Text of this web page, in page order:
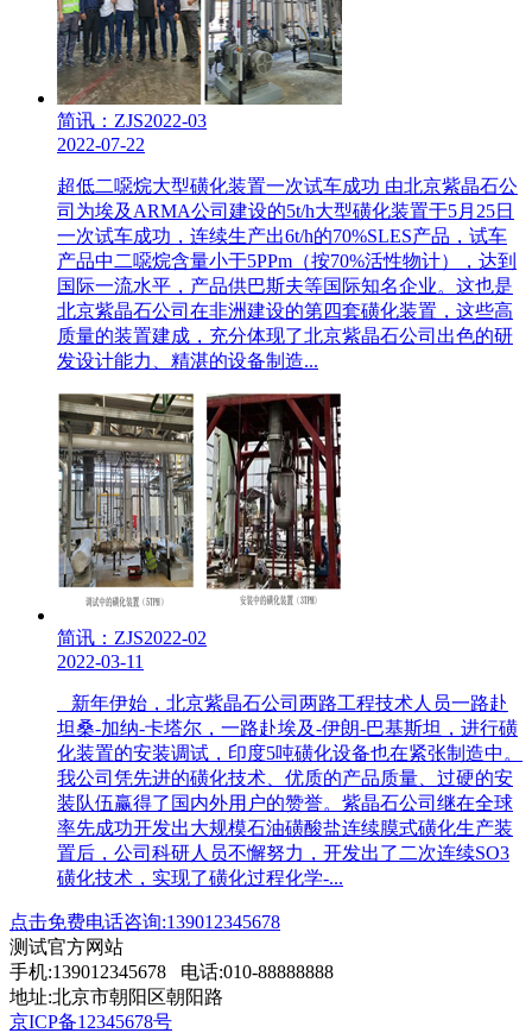
简讯：ZJS2022-03
2022-07-22
超低二噁烷大型磺化装置一次试车成功 由北京紫晶石公
司为埃及ARMA公司建设的5t/h大型磺化装置于5月25日
一次试车成功，连续生产出6t/h的70%SLES产品，试车
产品中二噁烷含量小于5PPm（按70%活性物计），达到
国际一流水平，产品供巴斯夫等国际知名企业。这也是
北京紫晶石公司在非洲建设的第四套磺化装置，这些高
质量的装置建成，充分体现了北京紫晶石公司出色的研
发设计能力、精湛的设备制造...
简讯：ZJS2022-02
2022-03-11
新年伊始，北京紫晶石公司两路工程技术人员一路赴
坦桑-加纳-卡塔尔，一路赴埃及-伊朗-巴基斯坦，进行磺
化装置的安装调试，印度5吨磺化设备也在紧张制造中。
我公司凭先进的磺化技术、优质的产品质量、过硬的安
装队伍赢得了国内外用户的赞誉。紫晶石公司继在全球
率先成功开发出大规模石油磺酸盐连续膜式磺化生产装
置后，公司科研人员不懈努力，开发出了二次连续SO3
磺化技术，实现了磺化过程化学-...
点击免费电话咨询:139012345678
测试官方网站
手机:139012345678 电话:010-88888888
地址:北京市朝阳区朝阳路
京ICP备12345678号